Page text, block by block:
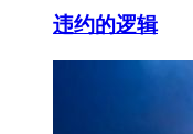
违约的逻辑